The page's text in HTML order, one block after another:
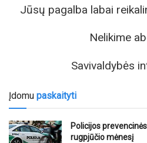
Jūsų pagalba labai
Nelikime
Savivaldybės
Įdomu paskaityti
Policijos
rugpjūčio mėnesį